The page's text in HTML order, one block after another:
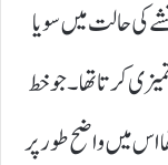
کی حالت میں سویا
کرتا تھا۔ جو خط
اس میں واضح طور پر